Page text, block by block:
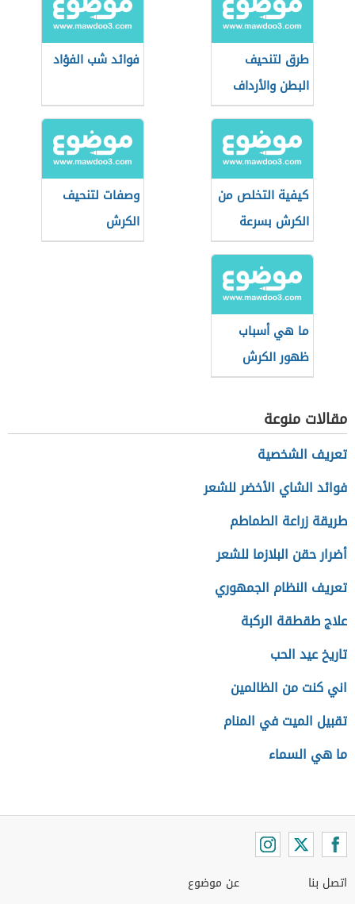
طرق لتنحيف
البطن والأرداف
فوائد شب الفؤاد
كيفية التخلص من
الكرش بسرعة
وصفات لتنحيف
الكرش
ما هي أسباب
ظهور الكرش
مقالات منوعة
تعريف الشخصية
فوائد الشاي الأخضر للشعر
طريقة زراعة الطماطم
أضرار حقن البلازما للشعر
تعريف النظام الجمهوري
علاج طقطقة الركبة
تاريخ عيد الحب
اني كنت من الظالمين
تقبيل الميت في المنام
ما هي السماء
اتصل بنا عن موضوع